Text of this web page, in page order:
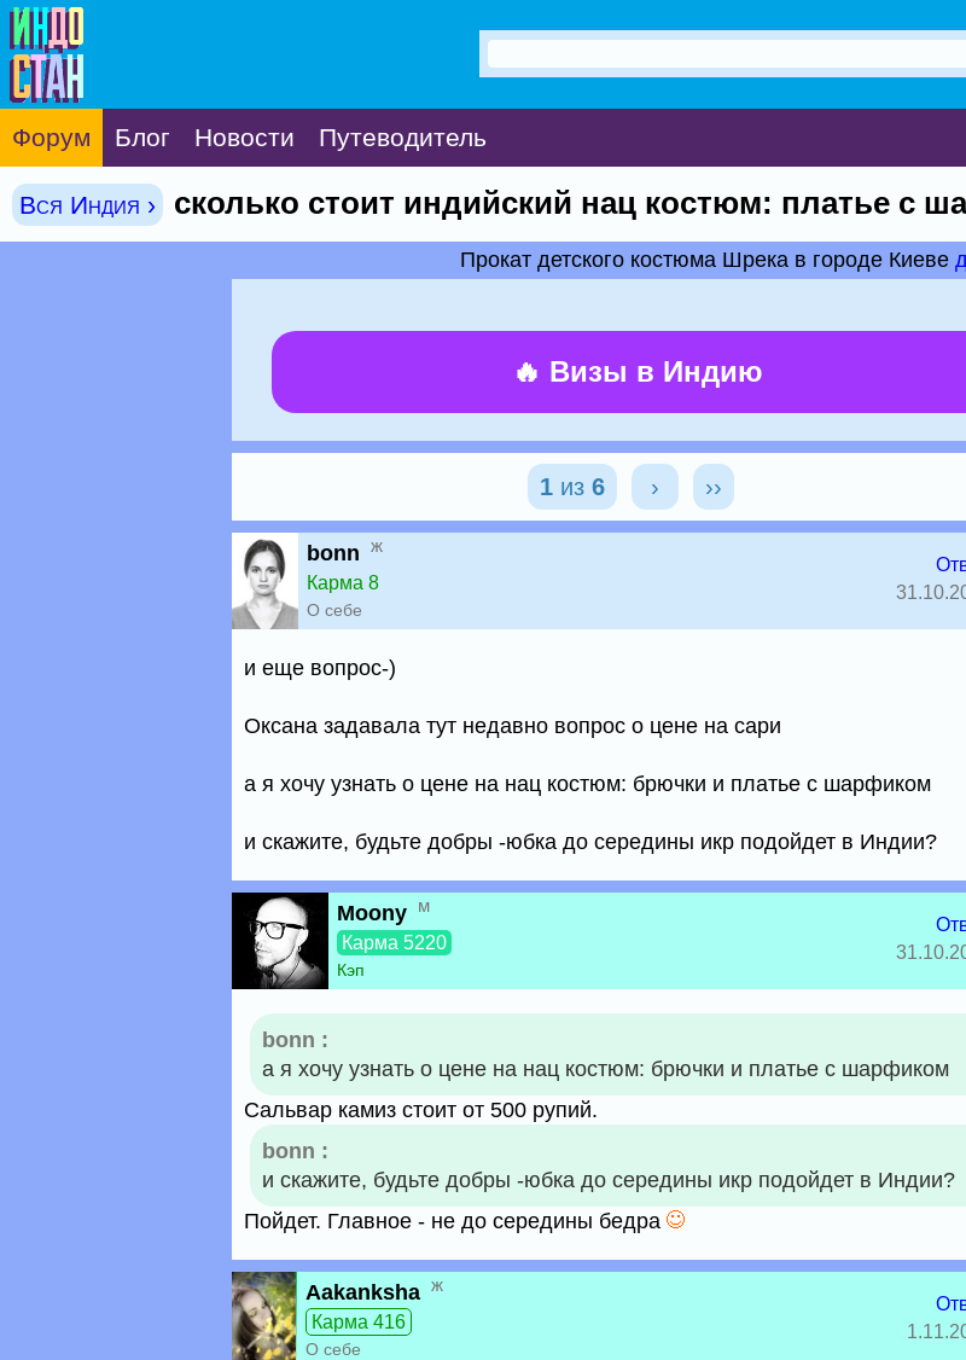
Форум Блог Новости Путеводитель
Вся Индия › сколько стоит индийский нац костюм: платье с
Прокат детского костюма Шрека в городе Киеве
🔥 Визы в Индию
1из 6 › ››
bonn ж
Карма 8
О себе
и еще вопрос-)
Оксана задавала тут недавно вопрос о цене на сари
а я хочу узнать о цене на нац костюм: брючки и платье с шарфиком
и скажите, будьте добры -юбка до середины икр подойдет в Индии?
Moony м
Карма 5220
Кэп
bonn :
а я хочу узнать о цене на нац костюм: брючки и платье с шарфиком
Сальвар камиз стоит от 500 рупий.
bonn :
и скажите, будьте добры -юбка до середины икр подойдет в Индии?
Пойдет. Главное - не до середины бедра
Aakanksha ж
Карма 416
О себе